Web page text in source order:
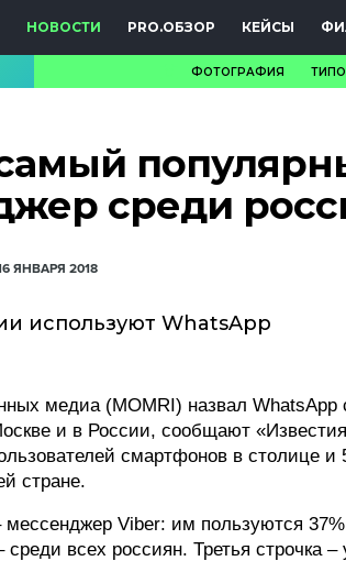
НОВОСТИ PRO.ОБЗОР КЕЙСЫ
ФОТОГРАФИЯ
среди
ЯНВАРЯ 2018
используют WhatsApp
медиа (MOMRI) назвал
и в России, сообщают
смартфонов в столице и
стране.
Viber: им пользуются
всех россиян. Третья строчка –